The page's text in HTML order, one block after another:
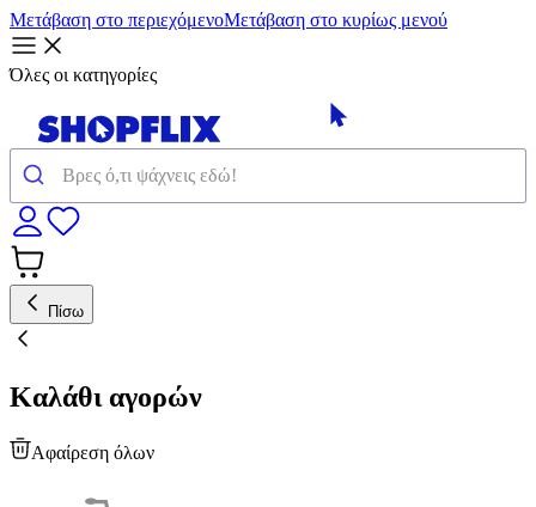
Μετάβαση στο περιεχόμενοΜετάβαση στο κυρίως μενού
Όλες οι κατηγορίες
Πίσω
Καλάθι αγορών
Αφαίρεση όλων